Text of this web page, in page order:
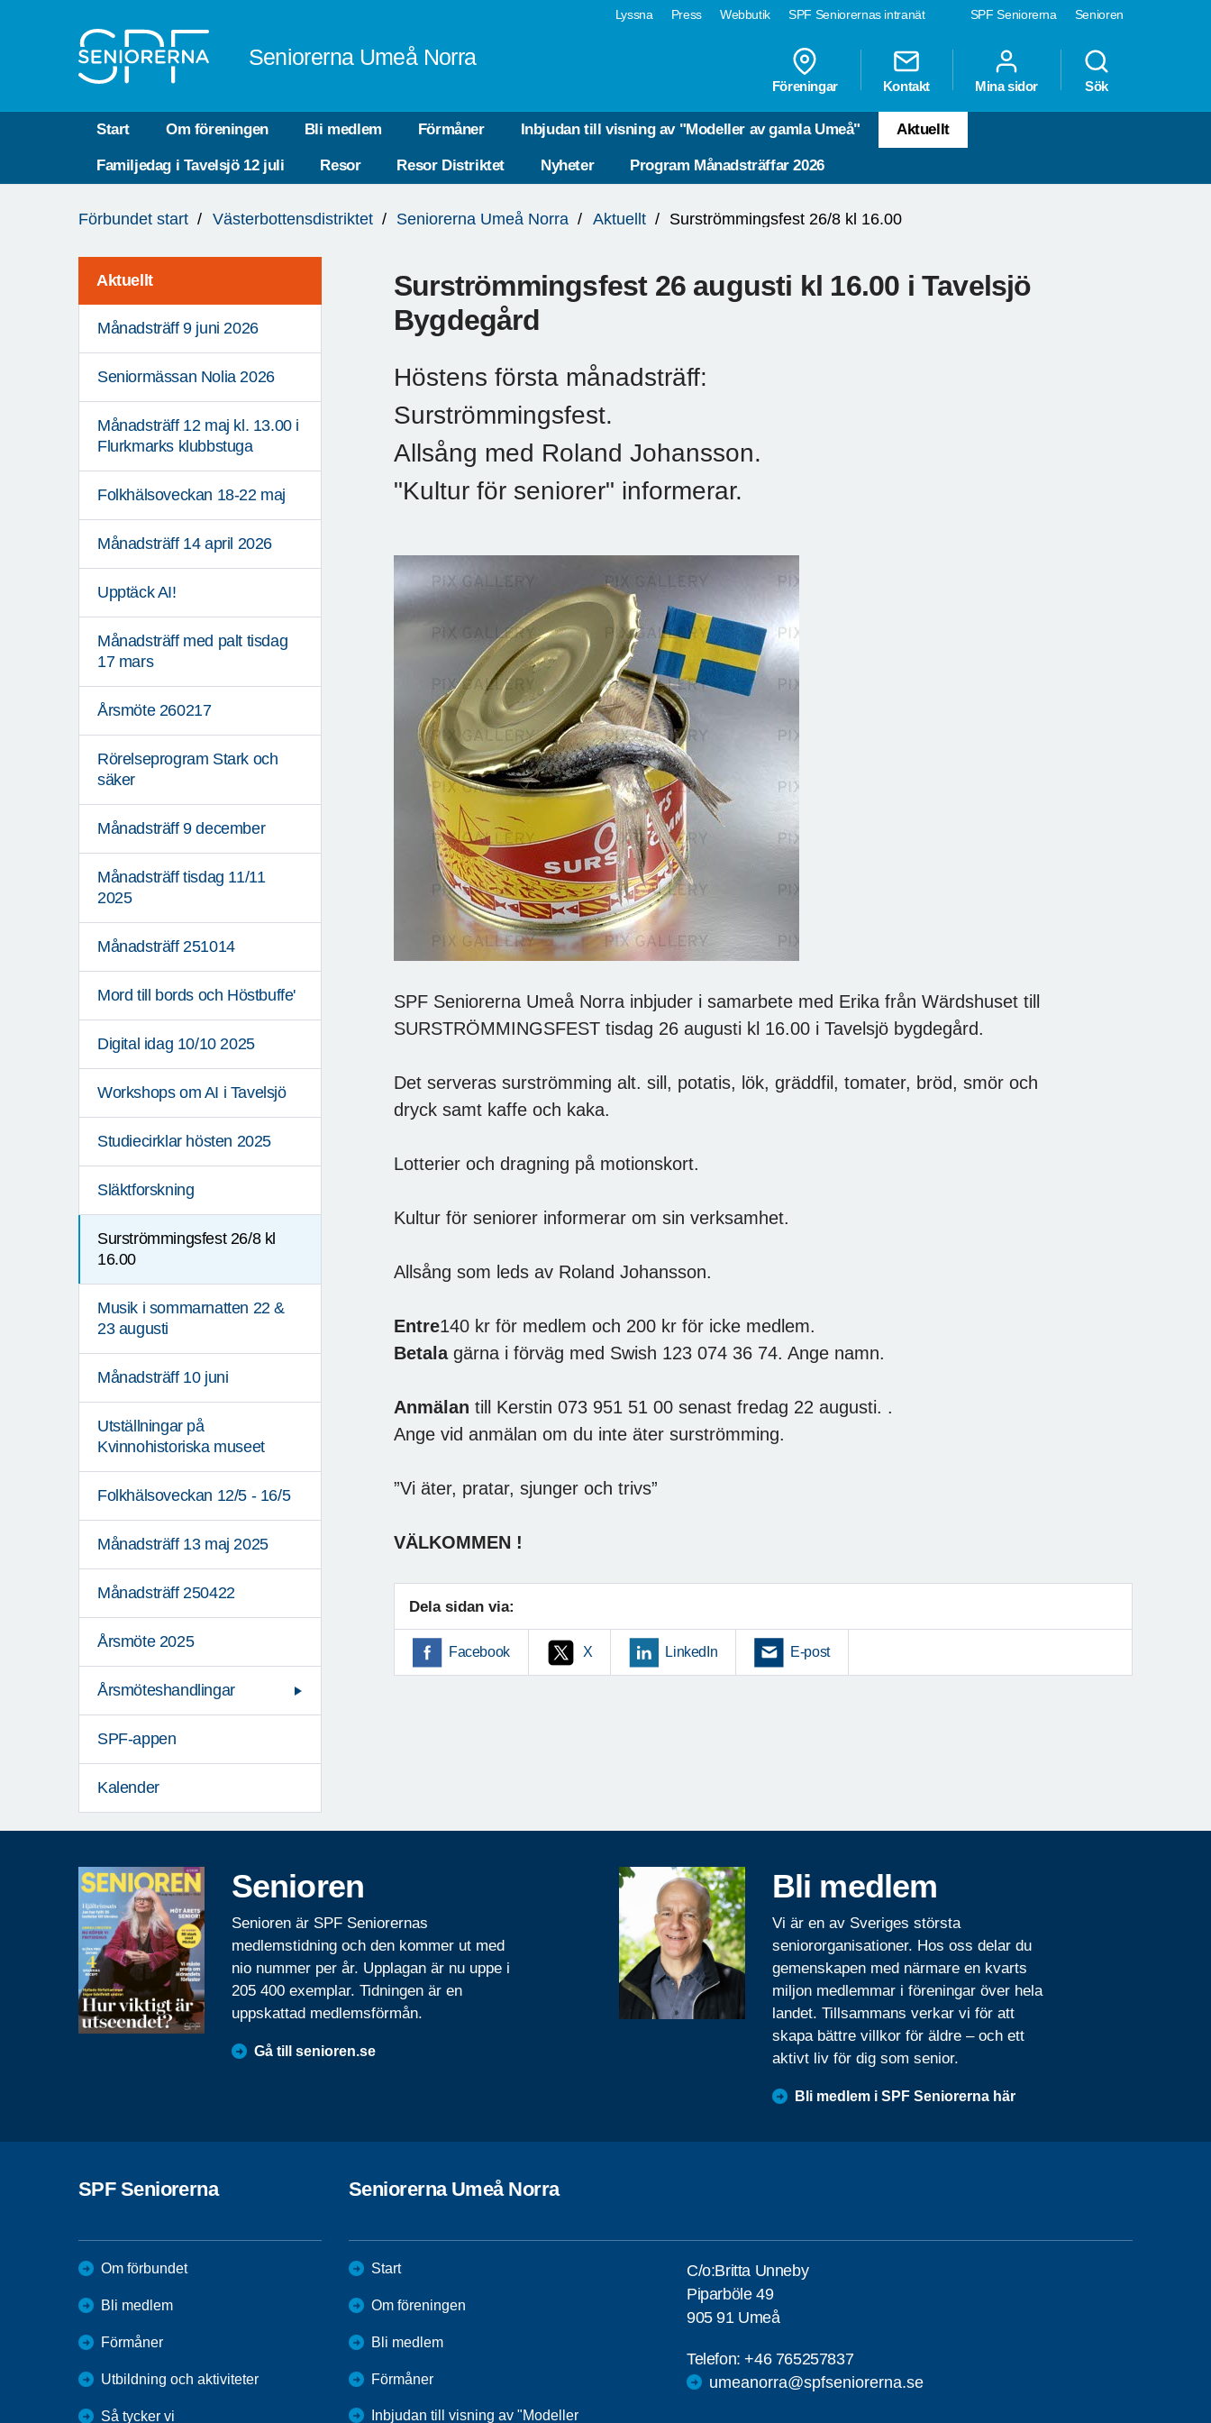
SPF Seniorerna Senioren
Lyssna Press Webbutik SPF Seniorernas intranät
Seniorerna Umeå Norra
Föreningar Kontakt Mina sidor Sök
Start Om föreningen Bli medlem Förmåner Inbjudan till visning av "Modeller av gamla Umeå" Aktuellt
Familjedag i Tavelsjö 12 juli Resor Resor Distriktet Nyheter Program Månadsträffar 2026
är
Förbundet start Västerbottensdistriktet Seniorerna Umeå Norra Aktuellt Surströmmingsfest 26/8 kl 16.00
Aktuellt
Månadsträff 9 juni 2026
Seniormässan Nolia 2026
Månadsträff 12 maj kl. 13.00 i
Flurkmarks klubbstuga
Folkhälsoveckan 18-22 maj
Månadsträff 14 april 2026
Upptäck AI!
Månadsträff med palt tisdag
17 mars
Årsmöte 260217
Rörelseprogram Stark och
säker
Månadsträff 9 december
Månadsträff tisdag 11/11
2025
Månadsträff 251014
Mord till bords och Höstbuffe'
Digital idag 10/10 2025
Workshops om AI i Tavelsjö
Studiecirklar hösten 2025
Släktforskning
Surströmmingsfest 26/8 kl
16.00
Musik i sommarnatten 22 &
23 augusti
Månadsträff 10 juni
Utställningar på
Kvinnohistoriska museet
Folkhälsoveckan 12/5 - 16/5
Månadsträff 13 maj 2025
Månadsträff 250422
Årsmöte 2025
Årsmöteshandlingar
SPF-appen
Kalender
Surströmmingsfest 26 augusti kl 16.00 i Tavelsjö
Bygdegård
Höstens första månadsträff:
Surströmmingsfest.
Allsång med Roland Johansson.
"Kultur för seniorer" informerar.
SPF Seniorerna Umeå Norra inbjuder i samarbete med Erika från Wärdshuset till
SURSTRÖMMINGSFEST tisdag 26 augusti kl 16.00 i Tavelsjö bygdegård.
Det serveras surströmming alt. sill, potatis, lök, gräddfil, tomater, bröd, smör och
dryck samt kaffe och kaka.
Lotterier och dragning på motionskort.
Kultur för seniorer informerar om sin verksamhet.
Allsång som leds av Roland Johansson.
Entre140 kr för medlem och 200 kr för icke medlem.
Betalagärna i förväg med Swish 123 074 36 74. Ange namn.
Anmälan till Kerstin 073 951 51 00 senast fredag 22 augusti. .
Ange vid anmälan om du inte äter surströmming.
”Vi äter, pratar, sjunger och trivs”
VÄLKOMMEN !
Dela sidan via:
Facebook X LinkedIn E-post
Senioren
Senioren är SPF Seniorernas
medlemstidning och den kommer ut med
nio nummer per år. Upplagan är nu uppe i
205 400 exemplar. Tidningen är en
uppskattad medlemsförmån.
Gå till senioren.se
Bli medlem
Vi är en av Sveriges största
seniororganisationer. Hos oss delar du
gemenskapen med närmare en kvarts
miljon medlemmar i föreningar över hela
landet. Tillsammans verkar vi för att
skapa bättre villkor för äldre – och ett
aktivt liv för dig som senior.
Bli medlem i SPF Seniorerna här
SPF Seniorerna
Om förbundet
Bli medlem
Förmåner
Utbildning och aktiviteter
Så tycker vi
Seniorerna Umeå Norra
Start
Om föreningen
Bli medlem
Förmåner
Inbjudan till visning av "Modeller
C/o:Britta Unneby
Piparböle 49
905 91 Umeå
Telefon:+46 765257837
umeanorra@spfseniorerna.se